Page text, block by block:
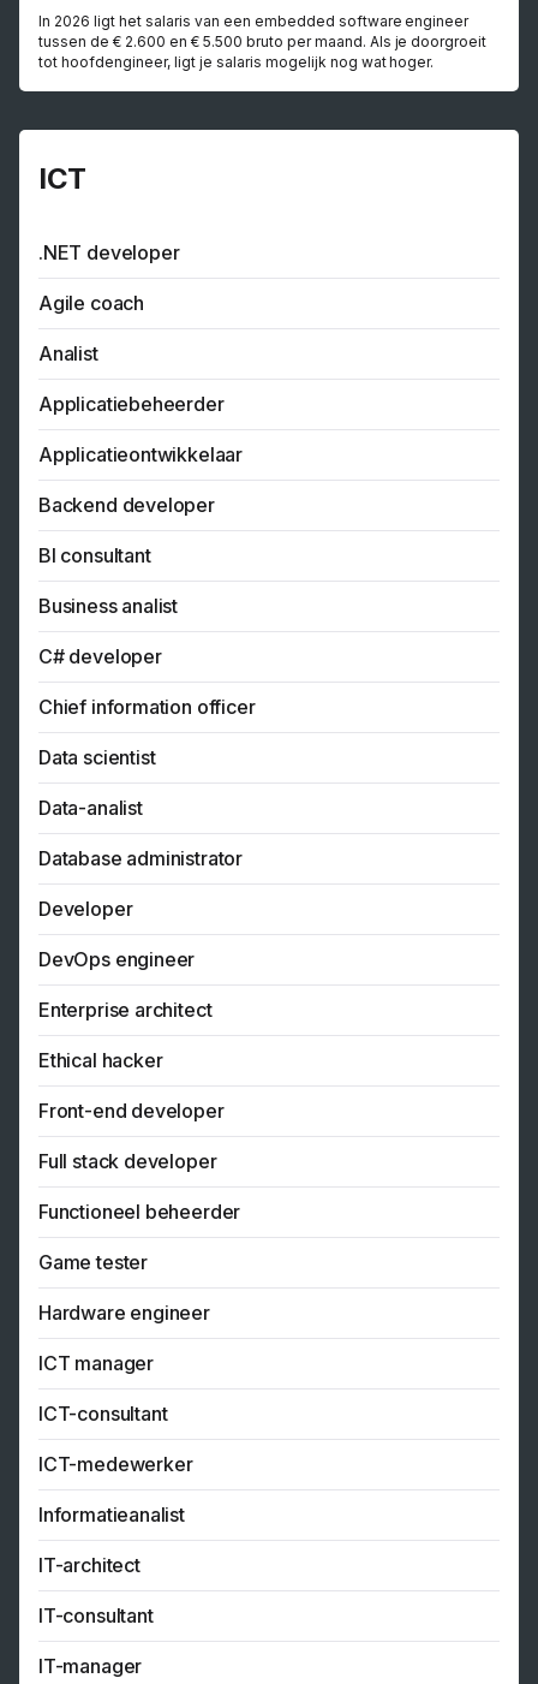
In 2026 ligt het salaris van een embedded software engineer
tussen de € 2.600 en € 5.500 bruto per maand. Als je doorgroeit
tot hoofdengineer, ligt je salaris mogelijk nog wat hoger.
ICT
.NET developer
Agile coach
Analist
Applicatiebeheerder
Applicatieontwikkelaar
Backend developer
BI consultant
Business analist
C# developer
Chief information officer
Data scientist
Data-analist
Database administrator
Developer
DevOps engineer
Enterprise architect
Ethical hacker
Front-end developer
Full stack developer
Functioneel beheerder
Game tester
Hardware engineer
ICT manager
ICT-consultant
ICT-medewerker
Informatieanalist
IT-architect
IT-consultant
IT-manager